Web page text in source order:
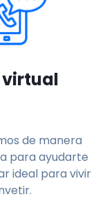
virtual
de manera
para ayudarte
ideal para vivir